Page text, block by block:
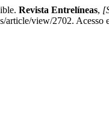
Revista Entrelíneas,
article/view/2702. Acesso